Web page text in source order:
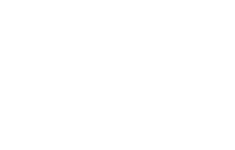
На выходе требуются
фильтры или поля
Септики с
анаэробное и
разложение отходов
и аэротанки